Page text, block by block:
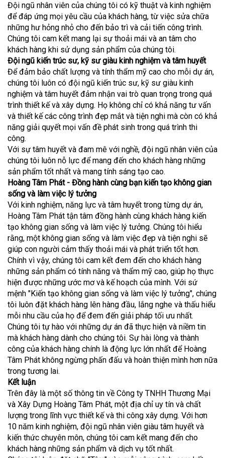
Đội ngũ nhân viên của chúng tôi có kỹ thuật và kinh nghiệm
để đáp ứng mọi yêu cầu của khách hàng, từ việc sửa chữa
những hư hỏng nhỏ cho đến bảo trì và cải tiến công trình.
Chúng tôi cam kết mang lại sự thoải mái và an tâm cho
khách hàng khi sử dụng sản phẩm của chúng tôi.
Đội ngũ kiến trúc sư, kỹ sư giàu kinh nghiệm và tâm huyết
Để đảm bảo chất lượng và tính thẩm mỹ cao cho mỗi dự án,
chúng tôi luôn có đội ngũ kiến trúc sư, kỹ sư giàu kinh
nghiệm và tâm huyết đảm nhận vai trò quan trọng trong quá
trình thiết kế và xây dựng. Họ không chỉ có khả năng tư vấn
và thiết kế các công trình đẹp mắt và tiện nghi mà còn có khả
năng giải quyết mọi vấn đề phát sinh trong quá trình thi
công.
Với sự tâm huyết và đam mê với nghề, đội ngũ nhân viên của
chúng tôi luôn nỗ lực để mang đến cho khách hàng những
sản phẩm tốt nhất và mang tính sáng tạo cao.
Hoàng Tâm Phát - Đồng hành cùng bạn kiến tạo không gian
sống và làm việc lý tưởng
Với kinh nghiệm, năng lực và tâm huyết trong từng dự án,
Hoàng Tâm Phát tận tâm đồng hành cùng khách hàng kiến
tạo không gian sống và làm việc lý tưởng. Chúng tôi hiểu
rằng, một không gian sống và làm việc đẹp và tiện nghi sẽ
giúp con người cảm thấy thoải mái và phát triển tốt hơn.
Chính vì vậy, chúng tôi cam kết đem đến cho khách hàng
những sản phẩm có tính năng và thẩm mỹ cao, giúp họ thực
hiện được những ước mơ và kế hoạch của mình. Với sứ
mệnh "Kiến tạo không gian sống và làm việc lý tưởng", chúng
tôi luôn đặt khách hàng lên hàng đầu, lắng nghe và thấu hiểu
mỗi nhu cầu của họ để đem đến giải pháp tối ưu nhất.
Chúng tôi tự hào với những dự án đã thực hiện và niềm tin
mà khách hàng dành cho chúng tôi. Sự hài lòng và thành
công của khách hàng chính là động lực lớn nhất để Hoàng
Tâm Phát không ngừng phấn đấu và hoàn thiện mình hơn nữa
trong tương lai.
Kết luận
Trên đây là một số thông tin về Công ty TNHH Thương Mại
và Xây Dựng Hoàng Tâm Phát, một địa chỉ uy tín và chất
lượng trong lĩnh vực thiết kế và thi công xây dựng. Với hơn
10 năm kinh nghiệm, đội ngũ nhân viên giàu tâm huyết và
kiến thức chuyên môn, chúng tôi cam kết mang đến cho
khách hàng những sản phẩm và dịch vụ tốt nhất.